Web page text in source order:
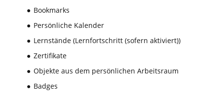
● Bookmarks
● Persönliche Kalender
● Lernstände (Lernfortschritt (sofern aktiviert))
● Zertifikate
● Objekte aus dem persönlichen Arbeitsraum
● Badges